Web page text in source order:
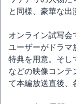
と同様、豪華な出
オンライン試写会
ユーザーがドラマ
特典を用意。そし
などの映像コンテ
て本編放送直後、